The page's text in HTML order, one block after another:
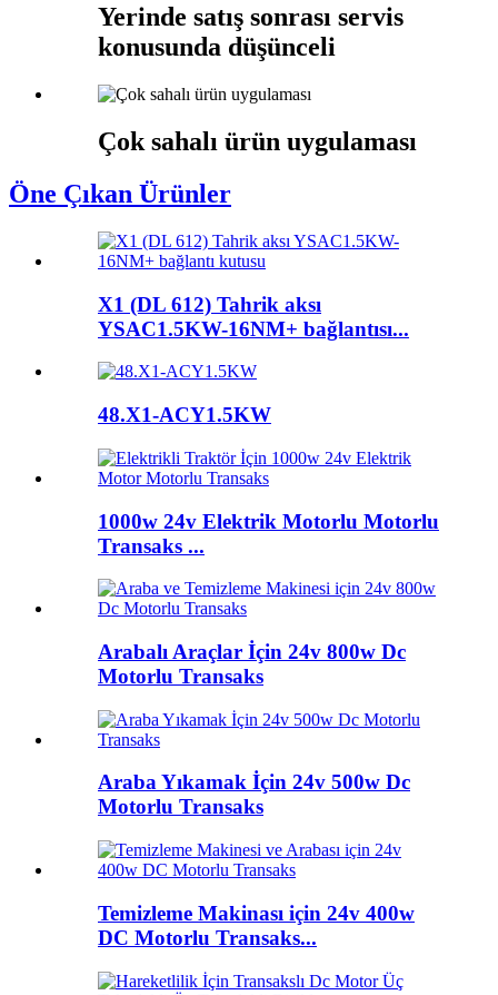
Yerinde satış sonrası servis
konusunda düşünceli
Çok sahalı ürün uygulaması
Öne Çıkan Ürünler
X1 (DL 612) Tahrik aksı
YSAC1.5KW-16NM+ bağlantısı...
48.X1-ACY1.5KW
1000w 24v Elektrik Motorlu Motorlu
Transaks ...
Arabalı Araçlar İçin 24v 800w Dc
Motorlu Transaks
Araba Yıkamak İçin 24v 500w Dc
Motorlu Transaks
Temizleme Makinası için 24v 400w
DC Motorlu Transaks...